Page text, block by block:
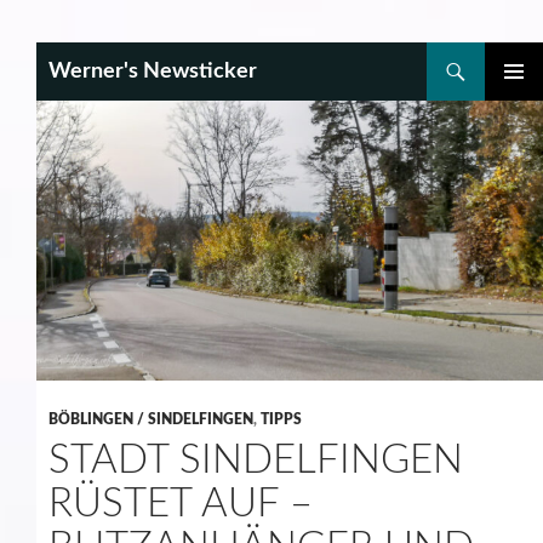
Werner's Newsticker
MENU
TO
CONTENT
BÖBLINGEN / SINDELFINGEN, TIPPS
STADT SINDELFINGEN
RÜSTET AUF –